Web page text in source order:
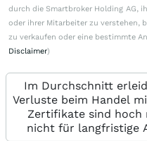
durch die Smartbroker Holding AG,
oder ihrer Mitarbeiter zu verstehen,
zu verkaufen oder eine bestimmte
Disclaimer)
Im Durchschnitt
Verluste beim Handel
Zertifikate sind hoch
nicht für langfristige